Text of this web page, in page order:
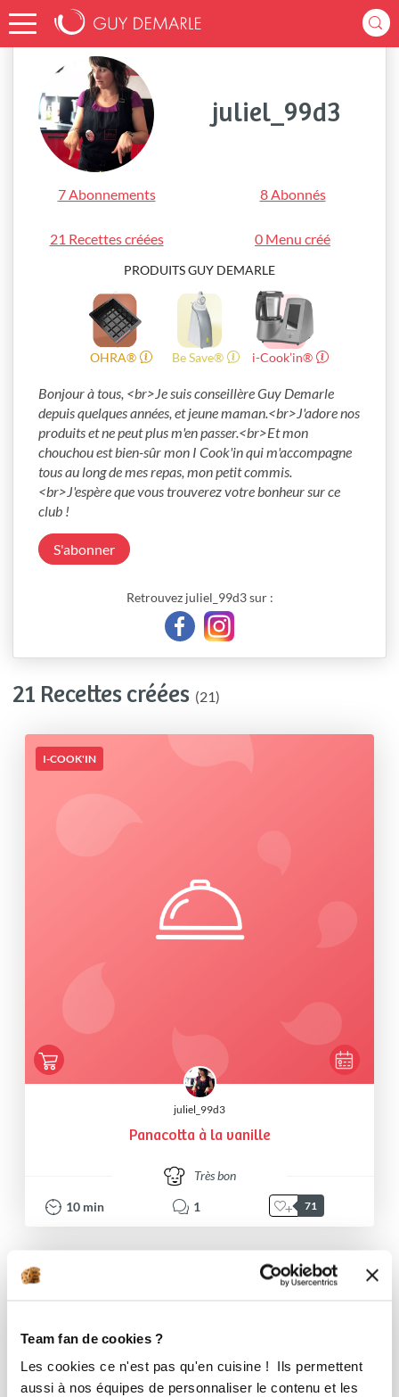
Team fan de cookies ?
Les cookies ce n'est pas qu'en cuisine ! Ils permettent
aussi à nos équipes de personnaliser le contenu et les
Accueil juliel_99d3
juliel_99d3
7 Abonnements 8 Abonnés
21 Recettes créées 0 Menu créé
PRODUITS GUY DEMARLE
OHRA® Be Save® i-Cook’in®
Bonjour à tous, <br>Je suis conseillère Guy Demarle
depuis quelques années, et jeune maman.<br>J'adore nos
produits et ne peut plus m'en passer.<br>Et mon
chouchou est bien-sûr mon I Cook'in qui m'accompagne
tous au long de mes repas, mon petit commis.
<br>J'espère que vous trouverez votre bonheur sur ce
club !
S'abonner
Retrouvez juliel_99d3 sur :
21 Recettes créées (21)
I-COOK'IN
juliel_99d3
Panacotta à la vanille
Très bon
10 min 1 71